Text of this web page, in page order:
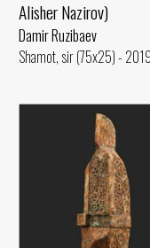
Alisher Nazirov)
Damir Ruzibaev
Shamot, sir (75x25) -